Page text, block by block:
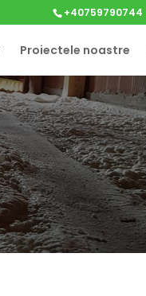
+40759790744
Proiectele noastre